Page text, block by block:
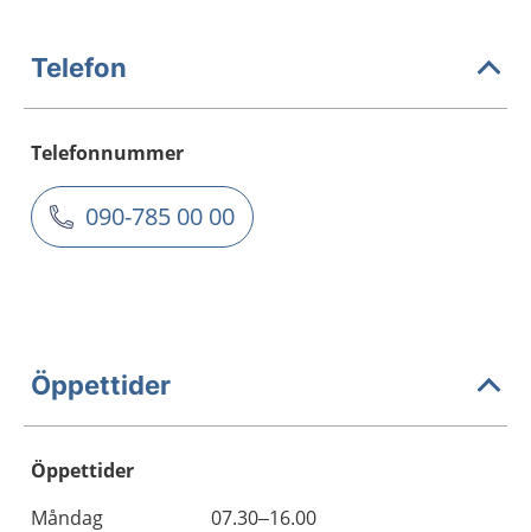
Telefon
Telefonnummer
090-785 00 00
Öppettider
Öppettider
Dag
Öppettider
Kommentarer
Måndag
07.30–16.00